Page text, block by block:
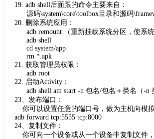
19. adb shell后面跟的命令主要来自：
源码\system\core\toolbox目录和源码
20. 删除系统应用：
adb remount （重新挂载系统分区，使系统
adb shell
cd system/app
rm *.apk
21. 获取管理员权限：
adb root
22. 启动Activity：
adb shell am start -n 包名/包名＋类名（-n
23、发布端口：
你可以设置任意的端口号，做为主机向模
adb forward tcp:5555 tcp:8000
24、复制文件：
你可向一个设备或从一个设备中复制文件，